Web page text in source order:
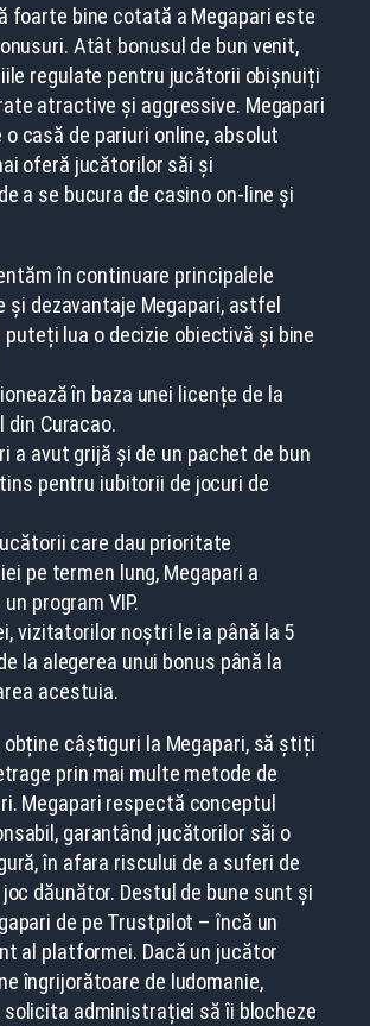
foarte bine cotată a Megapari este
Atât bonusul de bun venit,
regulate pentru jucătorii obișnuiți
atractive și aggressive. Megapari
o casă de pariuri online, absolut
oferă jucătorilor săi și
a se bucura de casino on-line și
în continuare principalele
și dezavantaje Megapari, astfel
lua o decizie obiectivă și bine
în baza unei licențe de la
din Curacao.
a avut grijă și de un pachet de bun
pentru iubitorii de jocuri de
care dau prioritate
pe termen lung, Megapari a
program VIP.
vizitatorilor noștri le ia până la 5
la alegerea unui bonus până la
acestuia.
câștiguri la Megapari, să știți
prin mai multe metode de
Megapari respectă conceptul
garantând jucătorilor săi o
în afara riscului de a suferi de
dăunător. Destul de bune sunt și
de pe Trustpilot – încă un
al platformei. Dacă un jucător
îngrijorătoare de ludomanie,
administrației să îi blocheze